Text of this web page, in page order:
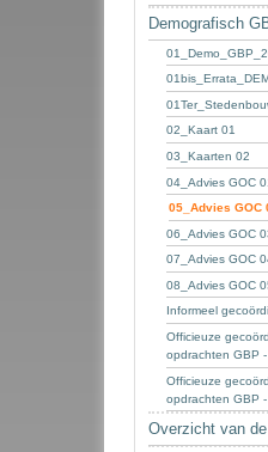
Demografisch
02_Kaart 01
03_Kaarten 02
04_Advies GOC
05_Advies GOC
06_Advies GOC
07_Advies GOC
08_Advies GOC
Informeel
Officieuze
opdrachten GBP -
Officieuze
opdrachten GBP
Overzicht van